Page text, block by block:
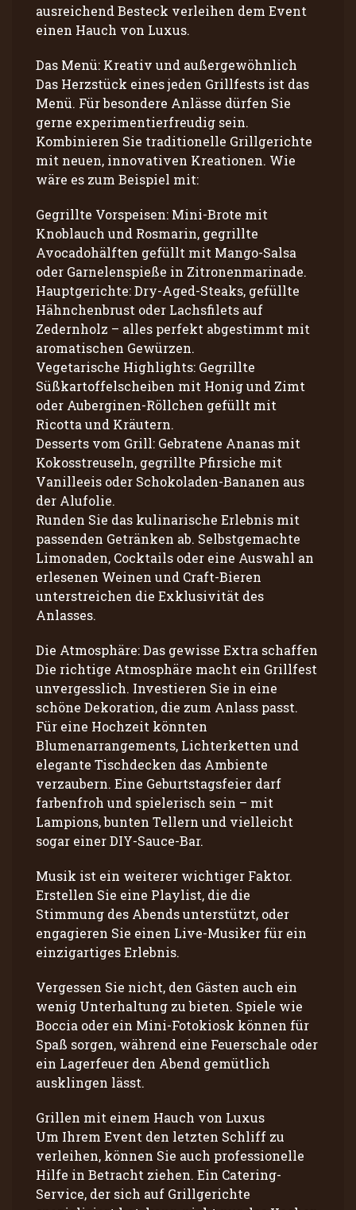
ausreichend Besteck verleihen dem Event
einen Hauch von Luxus.
Das Menü: Kreativ und außergewöhnlich
Das Herzstück eines jeden Grillfests ist das
Menü. Für besondere Anlässe dürfen Sie
gerne experimentierfreudig sein.
Kombinieren Sie traditionelle Grillgerichte
mit neuen, innovativen Kreationen. Wie
wäre es zum Beispiel mit:
Gegrillte Vorspeisen: Mini-Brote mit
Knoblauch und Rosmarin, gegrillte
Avocadohälften gefüllt mit Mango-Salsa
oder Garnelenspieße in Zitronenmarinade.
Hauptgerichte: Dry-Aged-Steaks, gefüllte
Hähnchenbrust oder Lachsfilets auf
Zedernholz – alles perfekt abgestimmt mit
aromatischen Gewürzen.
Vegetarische Highlights: Gegrillte
Süßkartoffelscheiben mit Honig und Zimt
oder Auberginen-Röllchen gefüllt mit
Ricotta und Kräutern.
Desserts vom Grill: Gebratene Ananas mit
Kokosstreuseln, gegrillte Pfirsiche mit
Vanilleeis oder Schokoladen-Bananen aus
der Alufolie.
Runden Sie das kulinarische Erlebnis mit
passenden Getränken ab. Selbstgemachte
Limonaden, Cocktails oder eine Auswahl an
erlesenen Weinen und Craft-Bieren
unterstreichen die Exklusivität des
Anlasses.
Die Atmosphäre: Das gewisse Extra schaffen
Die richtige Atmosphäre macht ein Grillfest
unvergesslich. Investieren Sie in eine
schöne Dekoration, die zum Anlass passt.
Für eine Hochzeit könnten
Blumenarrangements, Lichterketten und
elegante Tischdecken das Ambiente
verzaubern. Eine Geburtstagsfeier darf
farbenfroh und spielerisch sein – mit
Lampions, bunten Tellern und vielleicht
sogar einer DIY-Sauce-Bar.
Musik ist ein weiterer wichtiger Faktor.
Erstellen Sie eine Playlist, die die
Stimmung des Abends unterstützt, oder
engagieren Sie einen Live-Musiker für ein
einzigartiges Erlebnis.
Vergessen Sie nicht, den Gästen auch ein
wenig Unterhaltung zu bieten. Spiele wie
Boccia oder ein Mini-Fotokiosk können für
Spaß sorgen, während eine Feuerschale oder
ein Lagerfeuer den Abend gemütlich
ausklingen lässt.
Grillen mit einem Hauch von Luxus
Um Ihrem Event den letzten Schliff zu
verleihen, können Sie auch professionelle
Hilfe in Betracht ziehen. Ein Catering-
Service, der sich auf Grillgerichte